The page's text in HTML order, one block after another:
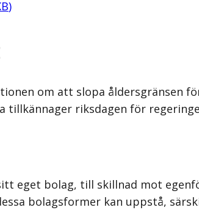
)
om att slopa åldersgränsen
riksdagen för
eget bolag, till skillnad mot
bolagsformer kan uppstå,